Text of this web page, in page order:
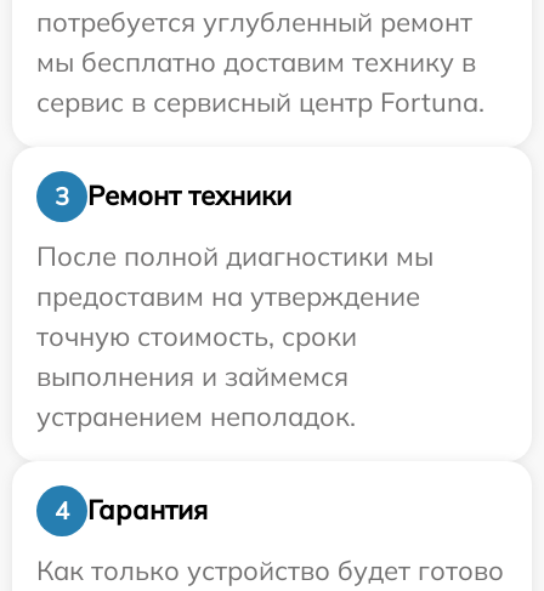
потребуется углубленный ремонт
мы бесплатно доставим технику в
сервис в сервисный центр Fortuna.
3
Ремонт техники
После полной диагностики мы
предоставим на утверждение
точную стоимость, сроки
выполнения и займемся
устранением неполадок.
4
Гарантия
Как только устройство будет готово